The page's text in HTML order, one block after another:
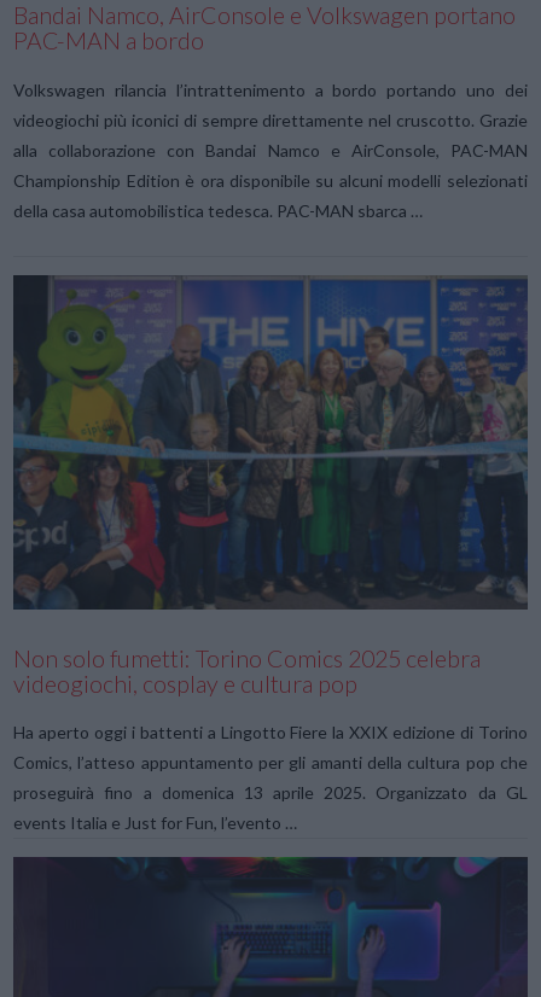
VIEW POST
Bandai Namco, AirConsole e Volkswagen portano
PAC-MAN a bordo
Volkswagen rilancia l’intrattenimento a bordo portando uno dei
videogiochi più iconici di sempre direttamente nel cruscotto. Grazie
alla collaborazione con Bandai Namco e AirConsole, PAC-MAN
Championship Edition è ora disponibile su alcuni modelli selezionati
della casa automobilistica tedesca. PAC-MAN sbarca …
Non solo fumetti: Torino Comics 2025 celebra
videogiochi, cosplay e cultura pop
Ha aperto oggi i battenti a Lingotto Fiere la XXIX edizione di Torino
Comics, l’atteso appuntamento per gli amanti della cultura pop che
proseguirà fino a domenica 13 aprile 2025. Organizzato da GL
events Italia e Just for Fun, l’evento …